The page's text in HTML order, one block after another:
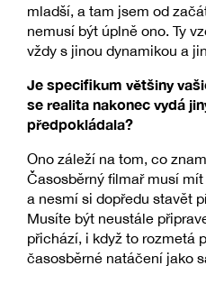
mladší, a tam jsem od
nemusí být úplně ono. Ty
vždy s jinou dynamikou a
Je specifikum většiny
se realita nakonec vydá
předpokládala?
Ono záleží na tom, co
Časosběrný filmař musí
a nesmí si dopředu stavět
Musíte být neustále
přichází, i když to rozmetá
časosběrné natáčení jako